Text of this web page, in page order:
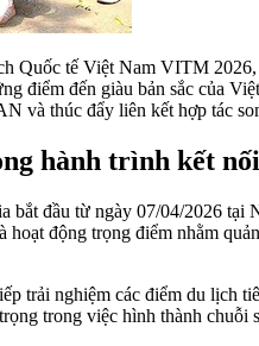
Quốc tế Việt Nam VITM
điểm đến giàu bản sắc của
và thúc đẩy liên kết hợp tác
hành trình kết
bắt đầu từ ngày 07/04/2026
động trọng điểm nhằm
trải nghiệm các điểm du
trong việc hình thành chuỗi